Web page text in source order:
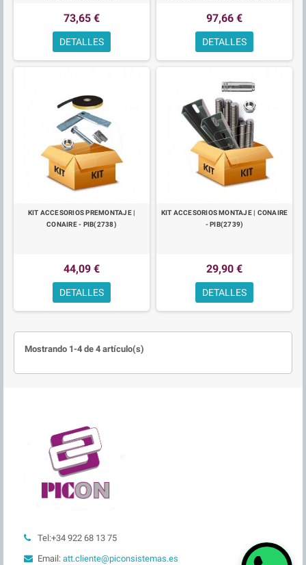
73,65 €
DETALLES
97,66 €
DETALLES
KIT ACCESORIOS PREMONTAJE |
CONAIRE - PIB(2738)
44,09 €
DETALLES
KIT ACCESORIOS MONTAJE | CONAIRE
- PIB(2739)
29,90 €
DETALLES
Mostrando 1-4 de 4 artículo(s)
Tel:+34 922 68 13 75
Email: att.cliente@piconsistemas.es